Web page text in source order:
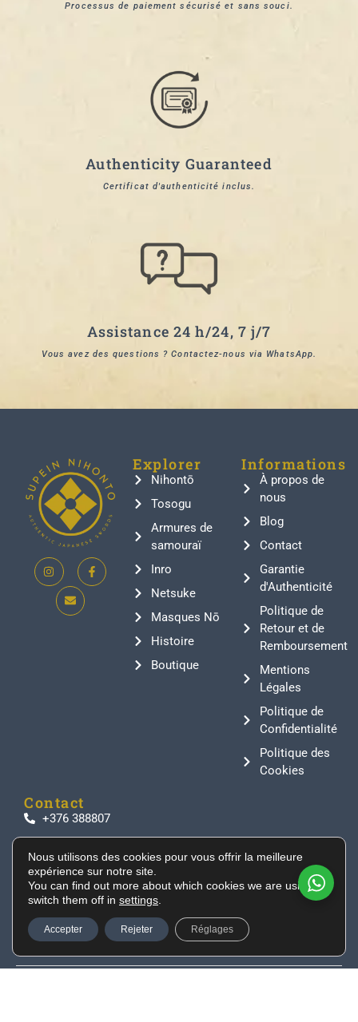
Processus de paiement sécurisé et sans souci.
Authenticity Guaranteed
Certificat d'authenticité inclus.
Assistance 24 h/24, 7 j/7
Vous avez des questions ? Contactez-nous via WhatsApp.
Explorer
Nihontō
Tosogu
Armures de
samouraï
Inro
Netsuke
Masques Nō
Histoire
Boutique
Informations
À propos de
nous
Blog
Contact
Garantie
d'Authenticité
Politique de
Retour et de
Remboursement
Mentions
Légales
Politique de
Confidentialité
Politique des
Cookies
Contact
+376 388807
Residencial Les Moles, Canillo AD100, Andorra
Des sabres japonais authentiques, des armures de
samouraï et des objets historiques directement
importés du Japon pour les collectionneurs et les
passionnés du monde entier.
Nous utilisons des cookies pour vous offrir la meilleure
expérience sur notre site.
You can find out more about which cookies we are using or
switch them off in settings
Accepter Rejeter Réglages